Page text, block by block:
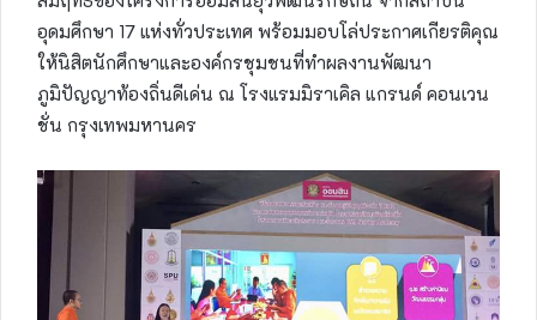
อุดมศึกษา 17 แห่งทั่วประเทศ พร้อมมอบโล่ประกาศเกียรติคุณ
ให้นิสิตนักศึกษาและองค์กรชุมชนที่ทำผลงานพัฒนา
ภูมิปัญญาท้องถิ่นดีเด่น ณ โรงแรมมิราเคิล แกรนด์ คอนเวน
ชั่น กรุงเทพมหานคร